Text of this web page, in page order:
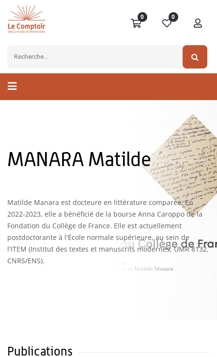
0 0
MANARA Matilde
Matilde Manara est docteure en littérature comparée. En
2022-2023, elle a bénéficié de la bourse Anna Caroppo de la
Fondation du Collège de France. Elle est actuellement
postdoctorante à l'École normale supérieure, au sein de
l'ITEM (Institut des textes et manuscrits modernes, UMR 8132,
CNRS/ENS).
Publications